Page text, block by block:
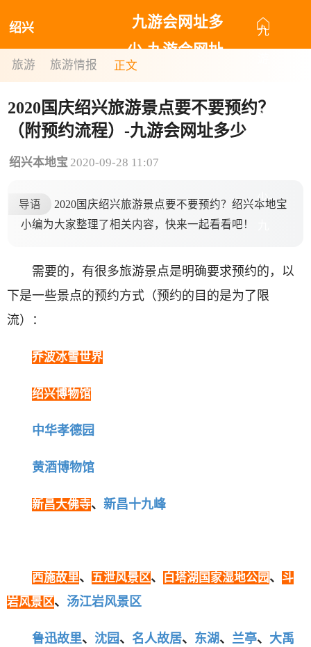
绍兴 九
网
少-
会
九游会网址多
少-九游会网址
旅游 旅游情报 正文
2020国庆绍兴旅游景点要不要预约？
（附预约流程）-九游会网址多少
绍兴本地宝2020-09-28 11:07
导语
2020国庆绍兴旅游景点要不要预约？绍兴本地宝
小编为大家整理了相关内容，快来一起看看吧！
需要的，有很多旅游景点是明确要求预约的，以
下是一些景点的预约方式（预约的目的是为了限
流）：
乔波冰雪世界
绍兴博物馆
中华孝德园
黄酒博物馆
新昌大佛寺、 新昌十九峰
西施故里、 五泄风景区、 白塔湖国家湿地公园、 斗
岩风景区、 汤江岩风景区
鲁迅故里、 沈园 、 名人故居、 东湖、 兰亭、 大禹